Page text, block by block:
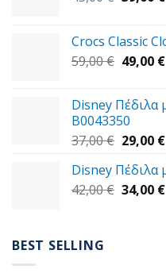
45,00 €.
Crocs Classic
59,00€ Original
59,00 €.
49,00 €Η
Disney Πέδιλα
B0043350
37,00€ Original
was:
37,00 €.
29,00 €Η
Disney Πέδιλα
42,00€ Original
34,00 €Η
BEST SELLING